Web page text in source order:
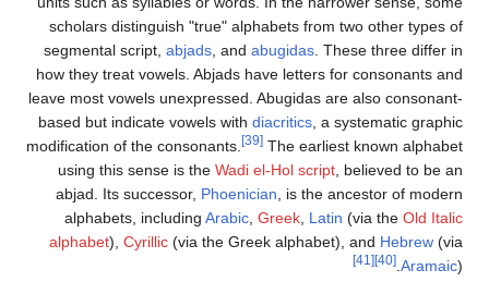
scholars distinguish "true" alphabets from two other types of
segmental script, abjads , and abugidas . These three differ in
how they treat vowels. Abjads have letters for consonants and
leave most vowels unexpressed. Abugidas are also consonant-
based but indicate vowels with diacritics , a systematic graphic
modification of the consonants.
[39] The earliest known alphabet
using this sense is the Wadi el-Hol script , believed to be an
abjad. Its successor, Phoenician , is the ancestor of modern
alphabets, including Arabic Greek Latin (via the Old Italic
alphabet), Cyrillic (via the Greek alphabet), and Hebrew (via
Aramaic).
[40]
[41]